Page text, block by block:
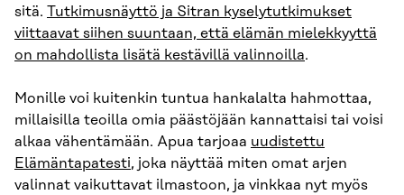
sitä. Tutkimusnäyttö ja Sitran kyselytutkimukset
viittaavat siihen suuntaan, että elämän mielekkyyttä
on mahdollista lisätä kestävillä valinnoilla.
Monille voi kuitenkin tuntua hankalalta hahmottaa,
millaisilla teoilla omia päästöjään kannattaisi tai voisi
alkaa vähentämään. Apua tarjoaa uudistettu
Elämäntapatesti, joka näyttää miten omat arjen
valinnat vaikuttavat ilmastoon, ja vinkkaa nyt myös